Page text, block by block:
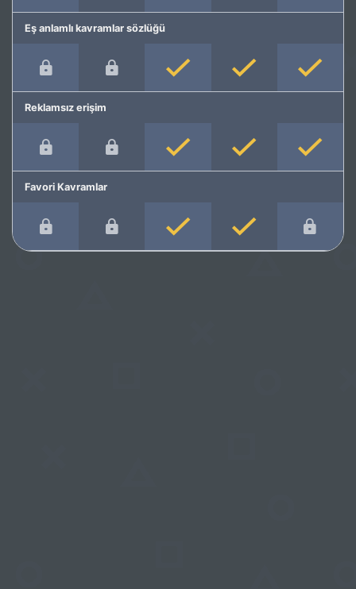
Eş anlamlı kavramlar sözlüğü
Reklamsız erişim
Favori Kavramlar